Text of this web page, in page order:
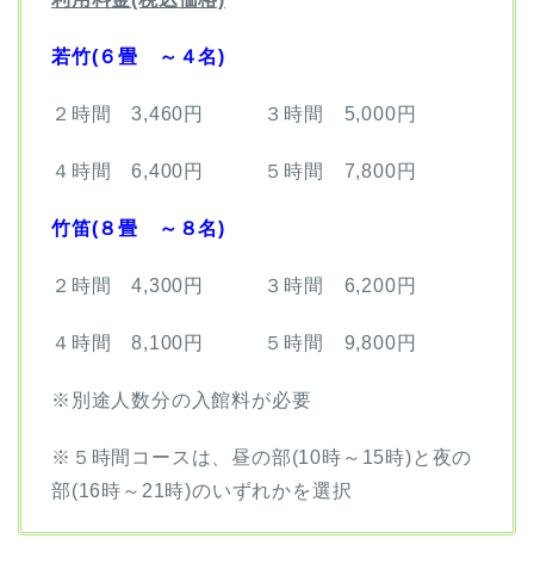
若竹(６畳 ～４名)
２時間 3,460円 ３時間 5,000円
４時間 6,400円 ５時間 7,800円
竹笛(８畳 ～８名)
２時間 4,300円 ３時間 6,200円
４時間 8,100円 ５時間 9,800円
※別途人数分の入館料が必要
※５時間コースは、昼の部(10時～15時)と夜の
部(16時～21時)のいずれかを選択